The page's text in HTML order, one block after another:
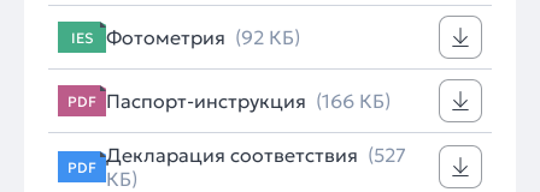
IES Фотометрия (92 КБ)
PDF Паспорт-инструкция (166 КБ)
PDF Декларация соответствия (527
КБ)